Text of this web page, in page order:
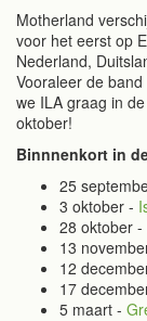
Motherland
voor het eerst op
Nederland,
Vooraleer de
we ILA graag in
oktober!
Binnnenkort in
25
3 oktober -
28 oktober -
13
12
17
5 maart -